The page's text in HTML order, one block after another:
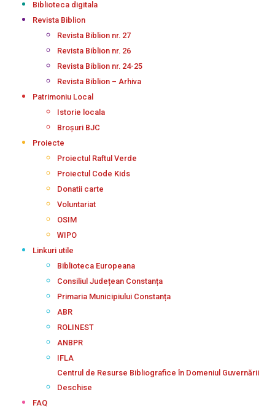
Biblioteca digitala
Revista Biblion
Revista Biblion nr. 27
Revista Biblion nr. 26
Revista Biblion nr. 24-25
Revista Biblion – Arhiva
Patrimoniu Local
Istorie locala
Broșuri BJC
Proiecte
Proiectul Raftul Verde
Proiectul Code Kids
Donatii carte
Voluntariat
OSIM
WIPO
Linkuri utile
Biblioteca Europeana
Consiliul Județean Constanța
Primaria Municipiului Constanța
ABR
ROLINEST
ANBPR
IFLA
Centrul de Resurse Bibliografice în Domeniul Guvernării
Deschise
FAQ